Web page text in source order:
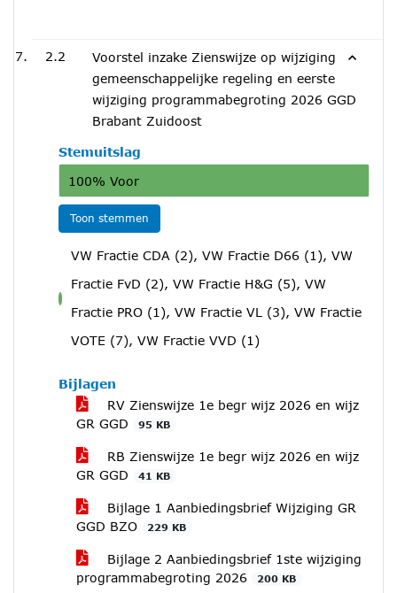
2.2
Voorstel inzake Zienswijze op wijziging
gemeenschappelijke regeling en eerste
wijziging programmabegroting 2026 GGD
Brabant Zuidoost
Stemuitslag
100% Voor
Toon stemmen
voor
VW Fractie CDA (2), VW Fractie D66 (1), VW
Fractie FvD (2), VW Fractie H&G (5), VW
Fractie PRO (1), VW Fractie VL (3), VW Fractie
VOTE (7), VW Fractie VVD (1)
Bijlagen
RV Zienswijze 1e begr wijz 2026 en wijz
GR GGD
95 KB
RB Zienswijze 1e begr wijz 2026 en wijz
GR GGD
41 KB
Bijlage 1 Aanbiedingsbrief Wijziging GR
GGD BZO
229 KB
Bijlage 2 Aanbiedingsbrief 1ste wijziging
programmabegroting 2026
200 KB